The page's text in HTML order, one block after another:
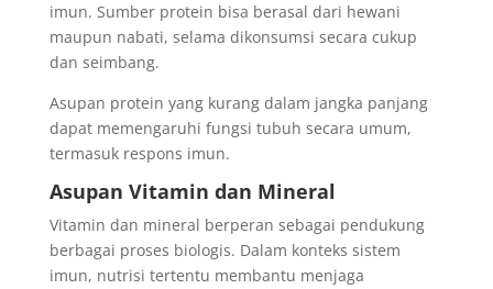
imun. Sumber protein bisa berasal dari hewani
maupun nabati, selama dikonsumsi secara cukup
dan seimbang.
Asupan protein yang kurang dalam jangka panjang
dapat memengaruhi fungsi tubuh secara umum,
termasuk respons imun.
Asupan Vitamin dan Mineral
Vitamin dan mineral berperan sebagai pendukung
berbagai proses biologis. Dalam konteks sistem
imun, nutrisi tertentu membantu menjaga